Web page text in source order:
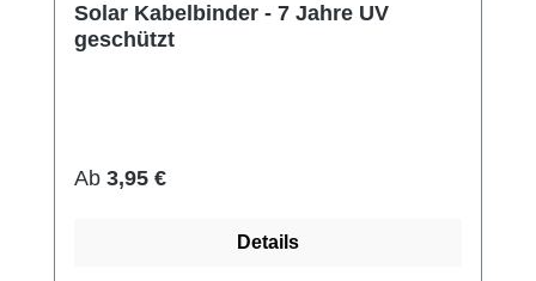
Solar Kabelbinder - 7 Jahre UV
geschützt
Regulärer Preis:
Ab 3,95 €
Details